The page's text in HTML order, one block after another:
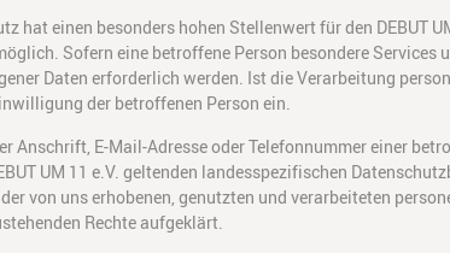
hat einen besonders hohen Stellenwert für den DEBUT
Sofern eine betroffene Person besondere Services
Daten erforderlich werden. Ist die Verarbeitung
der betroffenen Person ein.
Anschrift, E-Mail-Adresse oder Telefonnummer einer
UM 11 e.V. geltenden landesspezifischen
von uns erhobenen, genutzten und verarbeiteten
Rechte aufgeklärt.